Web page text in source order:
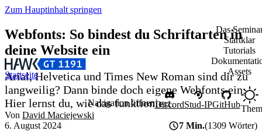
Zum Hauptinhalt springen
Startseite
Navigation öffnen
Das
Startklar
Tutorials
Assets
DiscordStud-IPGitHub
Webfonts: So bindest du Schriftarten in
deine Website ein
Arial, Helvetica und Times New Roman sind dir zu
langweilig? Dann binde doch eigene Webfonts ein.
Hier lernst du, wie das funktioniert.
Von David Maciejewski
6. August 2024
7 Min.(1309 Wörter)